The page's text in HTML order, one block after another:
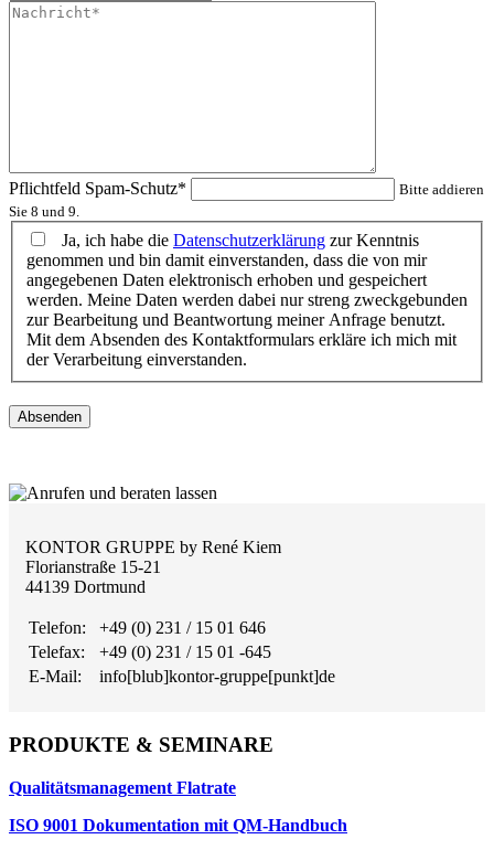
Pflichtfeld Spam-Schutz*
Bitte addieren
Sie 8 und 9.
Ja, ich habe die Datenschutzerklärung zur Kenntnis
genommen und bin damit einverstanden, dass die von mir
angegebenen Daten elektronisch erhoben und gespeichert
werden. Meine Daten werden dabei nur streng zweckgebunden
zur Bearbeitung und Beantwortung meiner Anfrage benutzt.
Mit dem Absenden des Kontaktformulars erkläre ich mich mit
der Verarbeitung einverstanden.
Absenden
KONTOR GRUPPE by René Kiem
Florianstraße 15-21
44139 Dortmund
Telefon:
+49 (0) 231 / 15 01 646
Telefax:
+49 (0) 231 / 15 01 -645
E-Mail:
info[blub]kontor-gruppe[punkt]de
PRODUKTE & SEMINARE
Qualitätsmanagement Flatrate
ISO 9001 Dokumentation mit QM-Handbuch